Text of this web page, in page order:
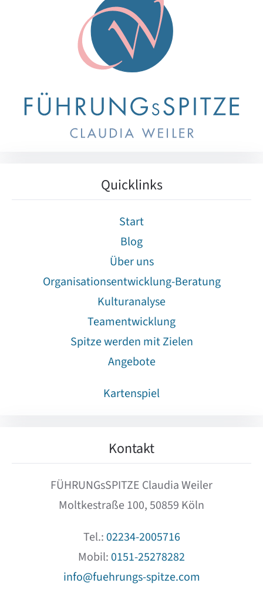
Quicklinks
Start
Blog
Über uns
Organisationsentwicklung-Beratung
Kulturanalyse
Teamentwicklung
Spitze werden mit Zielen
Angebote
Kartenspiel
Kontakt
FÜHRUNGsSPITZE Claudia Weiler
Moltkestraße 100, 50859 Köln
Tel.:02234-2005716
Mobil:0151-25278282
info@fuehrungs-spitze.com